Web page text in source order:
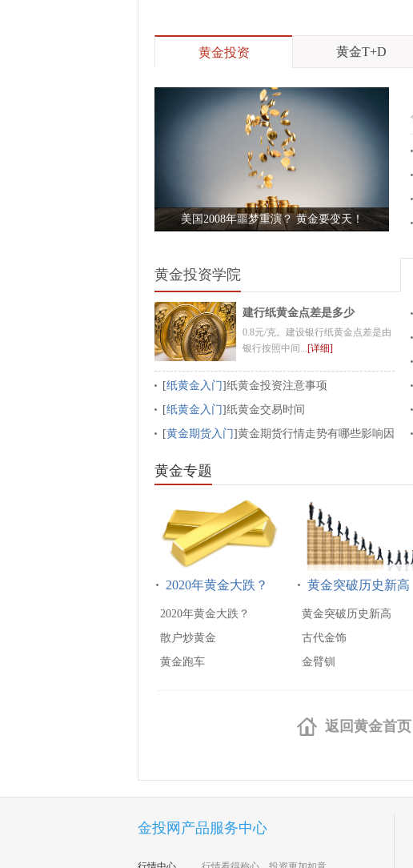
黄金投资 黄金T+D
美国2008年噩梦重演？ 黄金要变天！
黄金投资学院
建行纸黄金点差是多少
0.8元/克。建设银行纸黄金点差是由
银行按照中间...[详细]
[纸黄金入门]纸黄金投资注意事项
[纸黄金入门]纸黄金交易时间
[黄金期货入门]黄金期货行情走势有哪些影响因
黄金专题
2020年黄金大跌？ 黄金突破历史新高
2020年黄金大跌？ 黄金突破历史新高
散户炒黄金
古代金饰
黄金跑车
金臂钏
返回黄金首页
金投网产品服务中心